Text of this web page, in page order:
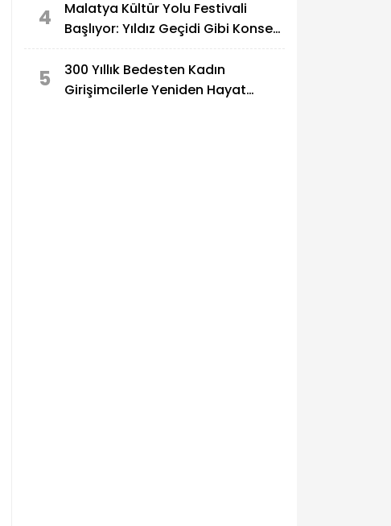
4
Malatya Kültür Yolu Festivali
Başlıyor: Yıldız Geçidi Gibi Konser
5
300 Yıllık Bedesten Kadın
Girişimcilerle Yeniden Hayat